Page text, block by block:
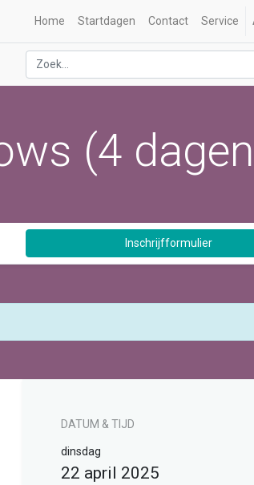
Home Startdagen Contact Service
(4
Inschrijfformulier
DATUM & TIJD
dinsdag
22 april 2025